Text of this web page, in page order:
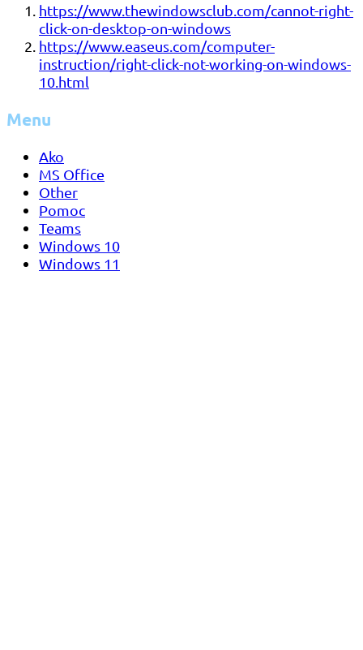
https://www.thewindowsclub.com/cannot-right-
click-on-desktop-on-windows
https://www.easeus.com/computer-
instruction/right-click-not-working-on-windows-
10.html
Menu
Ako
MS Office
Other
Pomoc
Teams
Windows 10
Windows 11